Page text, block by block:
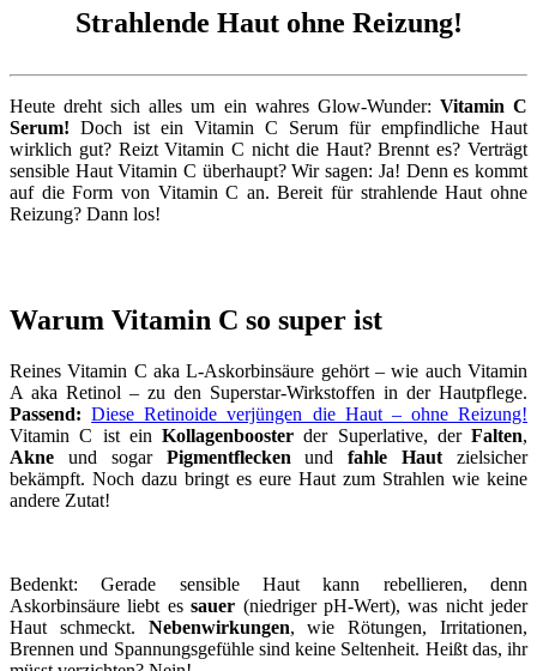
Strahlende Haut ohne Reizung!
Heute dreht sich alles um ein wahres Glow-Wunder: Vitamin C
Serum! Doch ist ein Vitamin C Serum für empfindliche Haut
wirklich gut? Reizt Vitamin C nicht die Haut? Brennt es? Verträgt
sensible Haut Vitamin C überhaupt? Wir sagen: Ja! Denn es kommt
auf die Form von Vitamin C an. Bereit für strahlende Haut ohne
Reizung? Dann los!
Warum Vitamin C so super ist
Reines Vitamin C aka L-Askorbinsäure gehört – wie auch Vitamin
A aka Retinol – zu den Superstar-Wirkstoffen in der Hautpflege.
Passend: Diese Retinoide verjüngen die Haut – ohne Reizung!
Vitamin C ist ein Kollagenbooster der Superlative, der Falten,
Akne und sogar Pigmentflecken undfahle Haut zielsicher
bekämpft. Noch dazu bringt es eure Haut zum Strahlen wie keine
andere Zutat!
Bedenkt: Gerade sensible Haut kann rebellieren, denn
Askorbinsäure liebt essauer (niedriger pH-Wert), was nicht jeder
Haut schmeckt. Nebenwirkungen, wie Rötungen, Irritationen,
Brennen und Spannungsgefühle sind keine Seltenheit. Heißt das, ihr